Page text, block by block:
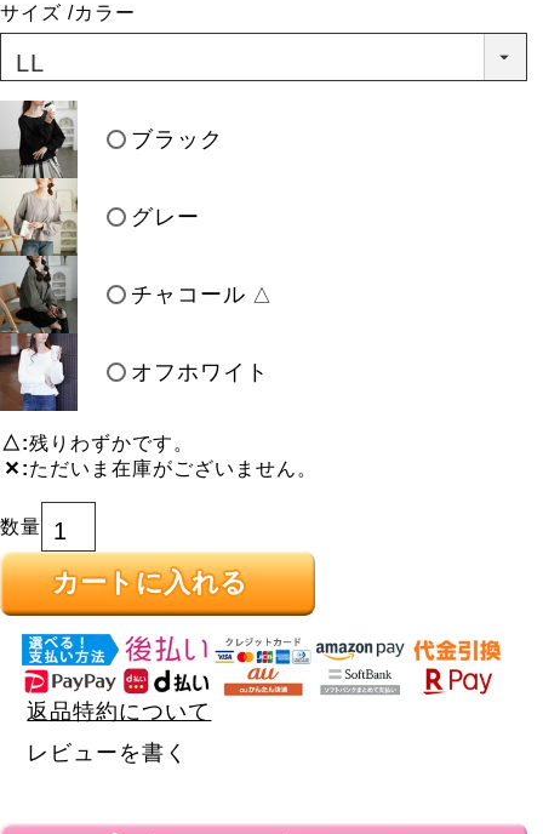
サイズ カラー
ブラック
グレー
チャコール △
オフホワイト
△ 残りわずかです。
✕ ただいま在庫がございません。
カートに入れる
返品特約について
レビューを書く